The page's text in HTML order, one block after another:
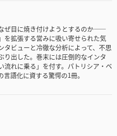
ぜ目に焼き付けようとするのか――
を拡張する営みに吸い寄せられた気
ビューと冷徹な分析によって、不思
り出した。巻末には圧倒的なインタ
流れに乗る」を付す。パトリシア・ベ
語化に資する驚愕の1冊。